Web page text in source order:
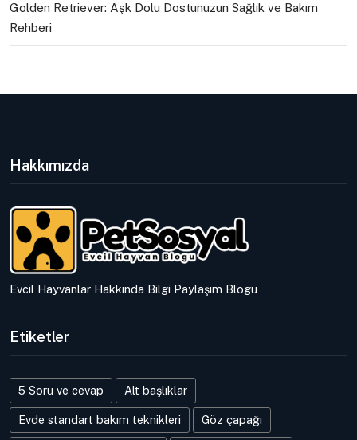
Golden Retriever: Aşk Dolu Dostunuzun Sağlık ve Bakım
Rehberi
Hakkımızda
Evcil Hayvanlar Hakkında Bilgi Paylaşım Blogu
Etiketler
5 Soru ve cevap Alt başlıklar
Evde standart bakım teknikleri Göz çapağı